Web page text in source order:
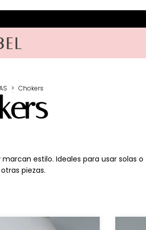
> Chokers
estilo. Ideales para usar solas o
piezas.